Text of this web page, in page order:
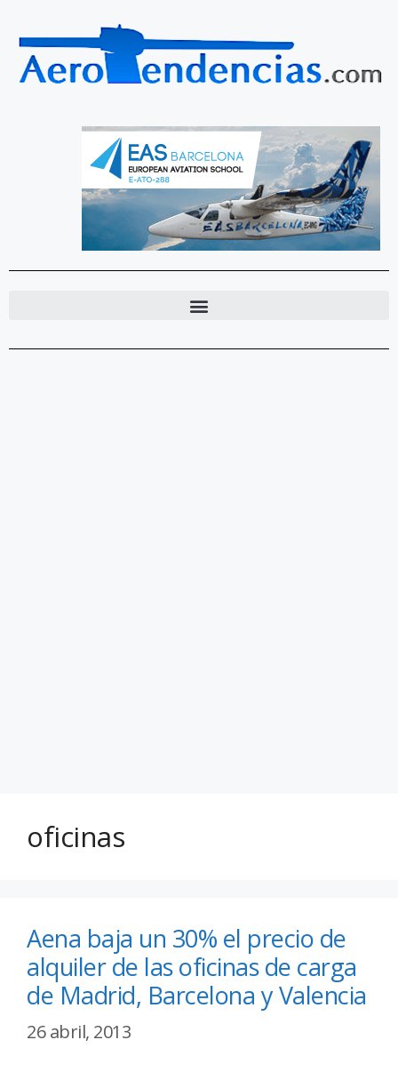
oficinas
Aena baja un 30% el precio de
alquiler de las oficinas de carga
de Madrid, Barcelona y Valencia
26 abril, 2013